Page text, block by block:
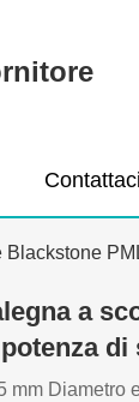
a
di
mm Diametro